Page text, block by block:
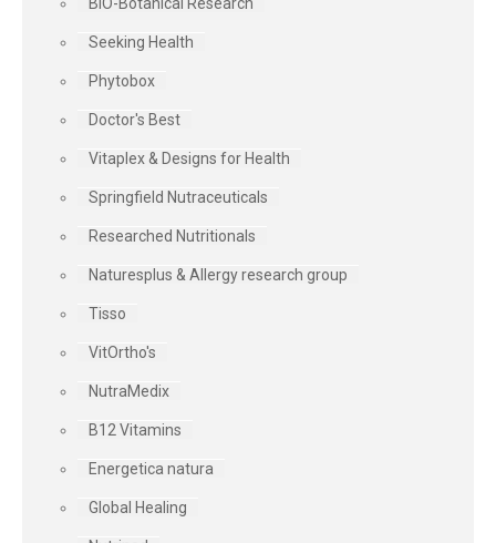
Seeking Health
Phytobox
Doctor's Best
Vitaplex & Designs for Health
Springfield Nutraceuticals
Researched Nutritionals
Naturesplus & Allergy research group
Tisso
VitOrtho's
NutraMedix
B12 Vitamins
Energetica natura
Global Healing